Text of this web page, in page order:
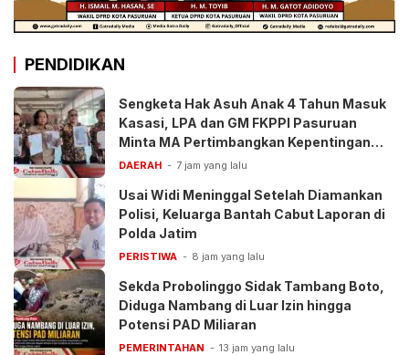
PENDIDIKAN
Sengketa Hak Asuh Anak 4 Tahun Masuk
Kasasi, LPA dan GM FKPPI Pasuruan
Minta MA Pertimbangkan Kepentingan
Anak
DAERAH 7 jam yang lalu
Usai Widi Meninggal Setelah Diamankan
Polisi, Keluarga Bantah Cabut Laporan di
Polda Jatim
PERISTIWA 8 jam yang lalu
Sekda Probolinggo Sidak Tambang Boto,
Diduga Nambang di Luar Izin hingga
Potensi PAD Miliaran
PEMERINTAHAN 13 jam yang lalu